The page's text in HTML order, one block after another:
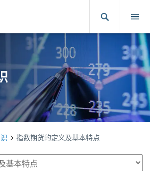
指数期货的定义及基本特点